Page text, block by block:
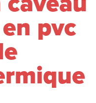
pvc